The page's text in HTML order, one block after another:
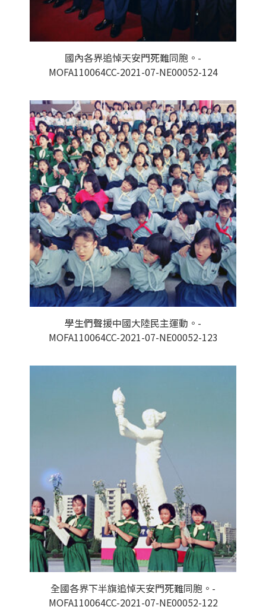
國內各界追悼天安門死難同胞。-
MOFA110064CC-2021-07-NE00052-124
學生們聲援中國大陸民主運動。-
MOFA110064CC-2021-07-NE00052-123
全國各界下半旗追悼天安門死難同胞。-
MOFA110064CC-2021-07-NE00052-122